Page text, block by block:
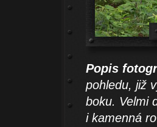
Popis
pohledu, již
boku. Velmi
i kamenná